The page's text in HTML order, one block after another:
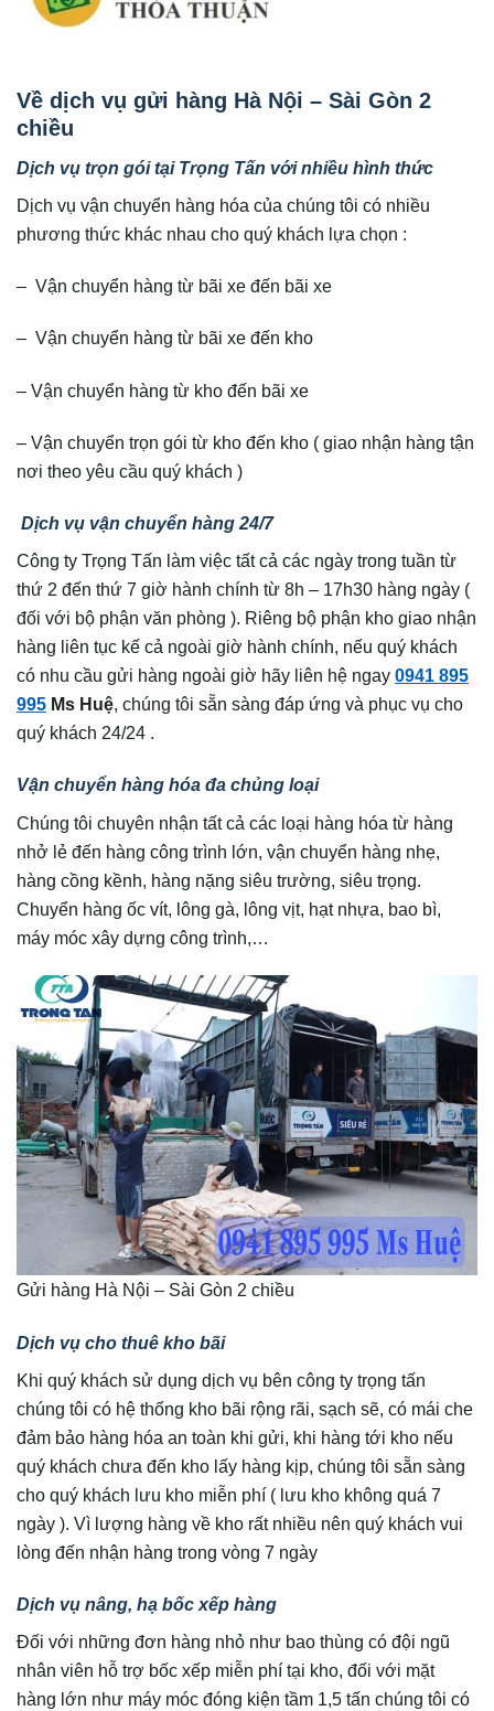
Về dịch vụ gửi hàng Hà Nội – Sài Gòn 2
chiều
Dịch vụ trọn gói tại Trọng Tấn với nhiều hình thức
Dịch vụ vận chuyển hàng hóa của chúng tôi có nhiều
phương thức khác nhau cho quý khách lựa chọn :
– Vận chuyển hàng từ bãi xe đến bãi xe
– Vận chuyển hàng từ bãi xe đến kho
– Vận chuyển hàng từ kho đến bãi xe
– Vận chuyển trọn gói từ kho đến kho ( giao nhận hàng tận
nơi theo yêu cầu quý khách )
Dịch vụ vận chuyển hàng 24/7
Công ty Trọng Tấn làm việc tất cả các ngày trong tuần từ
thứ 2 đến thứ 7 giờ hành chính từ 8h – 17h30 hàng ngày (
đối với bộ phận văn phòng ). Riêng bộ phận kho giao nhận
hàng liên tục kế cả ngoài giờ hành chính, nếu quý khách
có nhu cầu gửi hàng ngoài giờ hãy liên hệ ngay 0941 895
995 Ms Huệ, chúng tôi sẵn sàng đáp ứng và phục vụ cho
quý khách 24/24 .
Vận chuyển hàng hóa đa chủng loại
Chúng tôi chuyên nhận tất cả các loại hàng hóa từ hàng
nhở lẻ đến hàng công trình lớn, vận chuyển hàng nhẹ,
hàng cồng kềnh, hàng nặng siêu trường, siêu trọng.
Chuyển hàng ốc vít, lông gà, lông vịt, hạt nhựa, bao bì,
máy móc xây dựng công trình,…
Gửi hàng Hà Nội – Sài Gòn 2 chiều
Dịch vụ cho thuê kho bãi
Khi quý khách sử dụng dịch vụ bên công ty trọng tấn
chúng tôi có hệ thống kho bãi rộng rãi, sạch sẽ, có mái che
đảm bảo hàng hóa an toàn khi gửi, khi hàng tới kho nếu
quý khách chưa đến kho lấy hàng kịp, chúng tôi sẵn sàng
cho quý khách lưu kho miễn phí ( lưu kho không quá 7
ngày ). Vì lượng hàng về kho rất nhiều nên quý khách vui
lòng đến nhận hàng trong vòng 7 ngày
Dịch vụ nâng, hạ bốc xếp hàng
Đối với những đơn hàng nhỏ như bao thùng có đội ngũ
nhân viên hỗ trợ bốc xếp miễn phí tại kho, đối với mặt
hàng lớn như máy móc đóng kiện tầm 1,5 tấn chúng tôi có